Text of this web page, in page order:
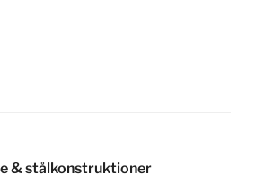
& stålkonstruktioner